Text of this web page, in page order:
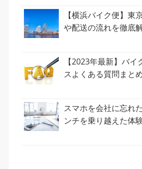
【横浜バイク便】東
や配送の流れを徹底
【2023年最新】バ
スよくある質問まと
スマホを会社に忘れ
ンチを乗り越えた体